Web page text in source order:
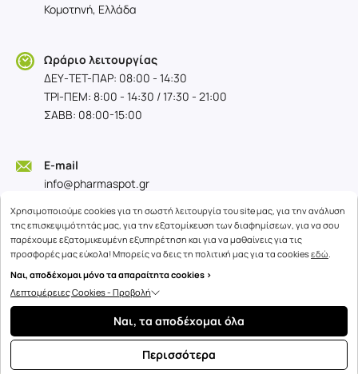
Το προϊόν εξαντλήθηκε MH ΔΙΑΘΕΣΙΜΟ
Κομοτηνή, Ελλάδα
Ωράριο λειτουργίας
ΔΕΥ-TET-ΠΑΡ: 08:00 - 14:30
ΤΡΙ-ΠΕΜ: 8:00 - 14:30 / 17:30 - 21:00
ΣΑΒΒ: 08:00-15:00
E-mail
info@pharmaspot.gr
Copyright © 2026
Χρησιμοποιούμε cookies για τη σωστή λειτουργία του site μας, για την ανάλυση
της επισκεψιμότητάς μας, για την εξατομίκευση των διαφημίσεων, για να σου
παρέχουμε εξατομικευμένη εξυπηρέτηση και για να μαθαίνεις για τις
προσφορές μας εύκολα! Μπορείς να δεις τη πολιτική μας για τα cookiesεδώ.
Ναι, αποδέχομαι μόνο τα απαραίτητα cookies >
Λεπτομέρειες Cookies - Προβολή
Ναι, τα αποδέχομαι όλα
Περισσότερα